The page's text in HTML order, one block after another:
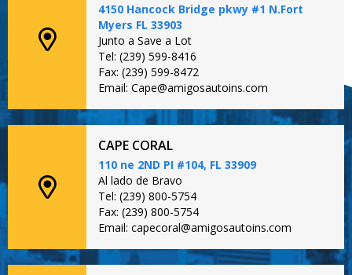
4150 Hancock Bridge pkwy #1 N.Fort
Myers FL 33903
Junto a Save a Lot
Tel: (239) 599-8416
Fax: (239) 599-8472
Email: Cape@amigosautoins.com
CAPE CORAL
110 ne 2ND PI #104, FL 33909
Al lado de Bravo
Tel: (239) 800-5754
Fax: (239) 800-5754
Email: capecoral@amigosautoins.com